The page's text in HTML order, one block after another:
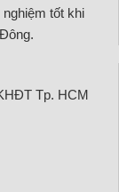
tốt khi
Tp. HCM